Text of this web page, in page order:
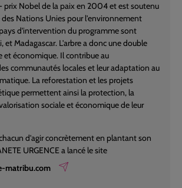
prix Nobel de la paix en 2004 et est soutenu
des Nations Unies pour l'environnement
d'intervention du programme sont
et Madagascar. L'arbre a donc une double
et économique. Il contribue au
communautés locales et leur adaptation au
La reforestation et les projets
permettent ainsi la protection, la
sociale et économique de leur
d'agir concrètement en plantant son
URGENCE a lancé le site
matribu.com